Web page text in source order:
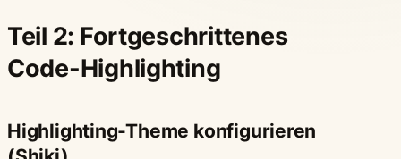
Teil 2: Fortgeschrittenes
Code-Highlighting
Highlighting-Theme konfigurieren